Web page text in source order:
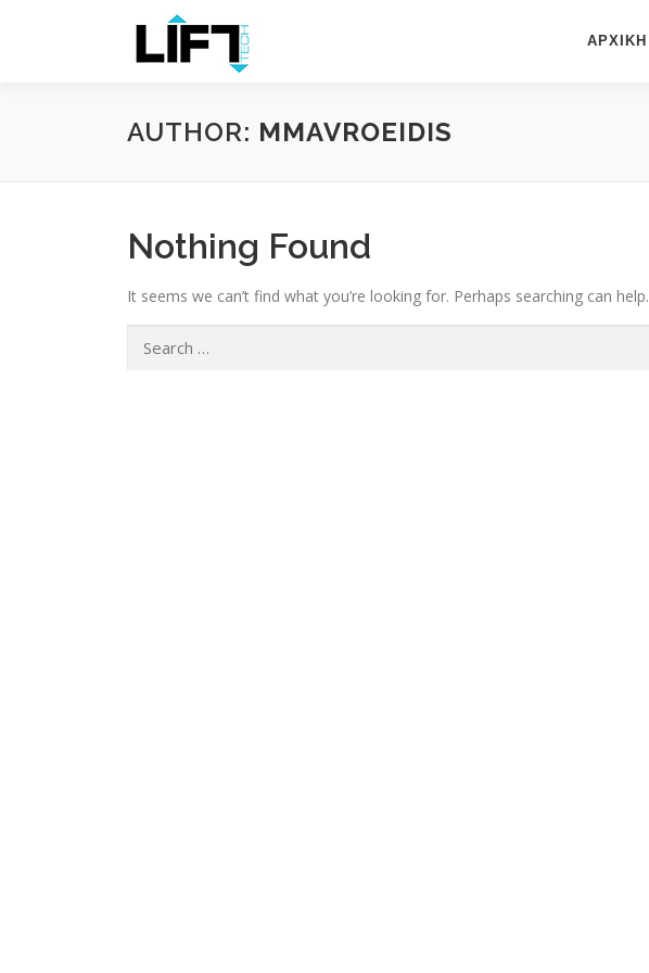
ΑΡΧΙΚΗ
AUTHOR: MMAVROEIDIS
Nothing Found
It seems we can’t find what you’re looking for. Perhaps searching can help.
for: